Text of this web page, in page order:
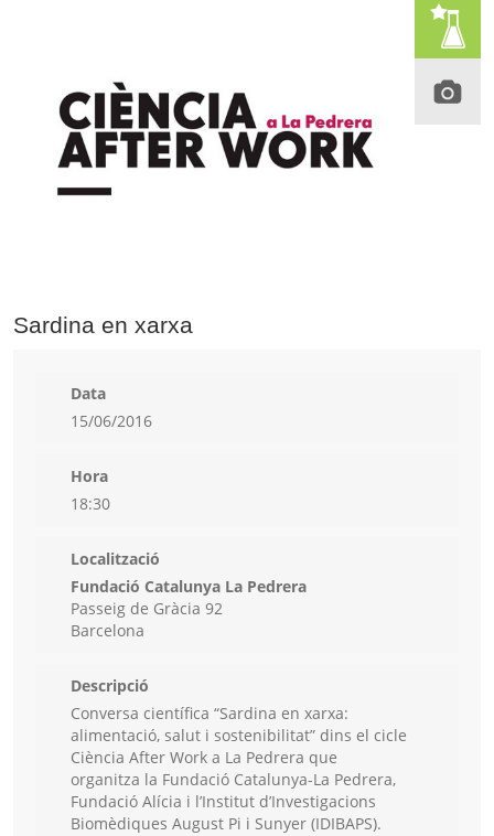
Sardina en xarxa
Data
15/06/2016
Hora
18:30
Localització
Fundació Catalunya La Pedrera
Passeig de Gràcia 92
Barcelona
Descripció
Conversa científica “Sardina en xarxa:
alimentació, salut i sostenibilitat” dins el cicle
Ciència After Work a La Pedrera que
organitza la Fundació Catalunya-La Pedrera,
Fundació Alícia i l’Institut d’Investigacions
Biomèdiques August Pi i Sunyer (IDIBAPS).